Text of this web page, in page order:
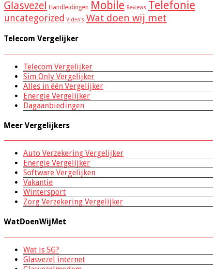
Glasvezel Handleidingen Mobile Reviews Telefonie
uncategorized Video's Wat doen wij met
Telecom Vergelijker
Telecom Vergelijker
Sim Only Vergelijker
Alles in één Vergelijker
Energie Vergelijker
Dagaanbiedingen
Meer Vergelijkers
Auto Verzekering Vergelijker
Energie Vergelijker
Software Vergelijken
Vakantie
Wintersport
Zorg Verzekering Vergelijker
WatDoenWijMet
Wat is 5G?
Glasvezel internet